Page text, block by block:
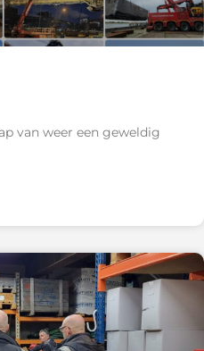
van weer een geweldig